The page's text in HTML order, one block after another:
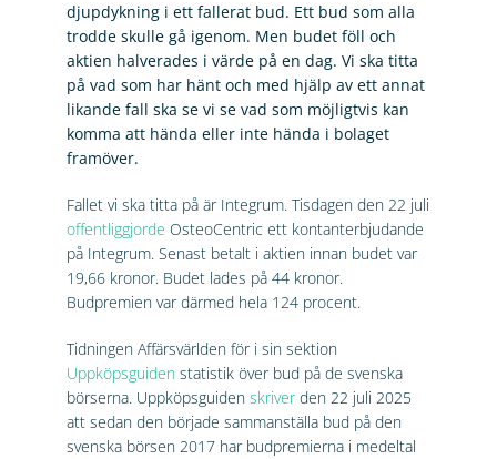
djupdykning i ett fallerat bud. Ett bud som alla
trodde skulle gå igenom. Men budet föll och
aktien halverades i värde på en dag. Vi ska titta
på vad som har hänt och med hjälp av ett annat
likande fall ska se vi se vad som möjligtvis kan
komma att hända eller inte hända i bolaget
framöver.
Fallet vi ska titta på är Integrum. Tisdagen den 22 juli
offentliggjorde OsteoCentric ett kontanterbjudande
på Integrum. Senast betalt i aktien innan budet var
19,66 kronor. Budet lades på 44 kronor.
Budpremien var därmed hela 124 procent.
Tidningen Affärsvärlden för i sin sektion
Uppköpsguiden statistik över bud på de svenska
börserna. Uppköpsguiden skriverden 22 juli 2025
att sedan den började sammanställa bud på den
svenska börsen 2017 har budpremierna i medeltal